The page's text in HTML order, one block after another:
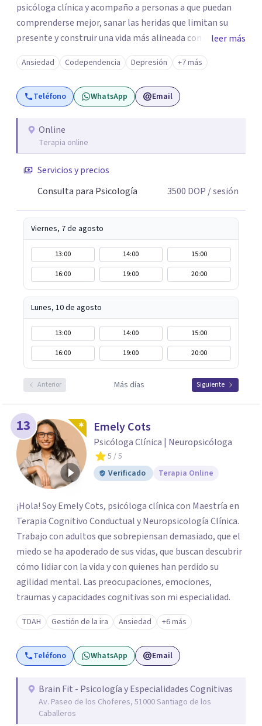
psicóloga clínica y acompaño a personas a que puedan
comprenderse mejor, sanar las heridas que limitan su
presente y construir una vida más alineada con quienes
realmente son. Trabajo desde desde la empatía, la
presencia y el respeto. No acompaño desde la idea de
tener todas las respuestas, sino desde la certeza de que
cada persona es la experta en su propia vida. Pero sobre
que significa reconstruirse, empezar de nuevo y descubrir
fortalezas en medio de la adversidad, del dolor, miedo y la
personas sin juzgarlas Mi enfoque es integrativo que
combina procesos de autoconocimiento y herramientas
terapéutico cálido, seguro y sin juicios, donde cada
persona pueda explorar su historia, sus vínculos,
emociones y sus patrones con honestidad y compasión.
leer más
Ansiedad Codependencia Depresión +7 más
Teléfono WhatsApp Email
Online
Terapia online
Servicios y precios
Consulta para Psicología
3500 DOP / sesión
Viernes, 7 de agosto
13:00 14:00
15:00
16:00
19:00 20:00
Lunes, 10 de agosto
13:00 14:00
15:00
16:00
19:00 20:00
Anterior Más días Siguiente
13 Emely Cots
Psicóloga Clínica | Neuropsicóloga
5 / 5
Verificado
Terapia Online
¡Hola! Soy Emely Cots, psicóloga clínica con Maestría en
Terapia Cognitivo Conductual y Neuropsicología Clínica.
Trabajo con adultos que sobrepiensan demasiado, que el
miedo se ha apoderado de sus vidas, que buscan descubrir
cómo lidiar con la vida y con quienes han perdido su
agilidad mental. Las preocupaciones, emociones,
traumas y capacidades cognitivas son mi especialidad.
TDAH Gestión de la ira Ansiedad +6 más
Teléfono WhatsApp Email
Brain Fit - Psicología y Especialidades Cognitivas
Av. Paseo de los Choferes, 51000 Santiago de los
Caballeros